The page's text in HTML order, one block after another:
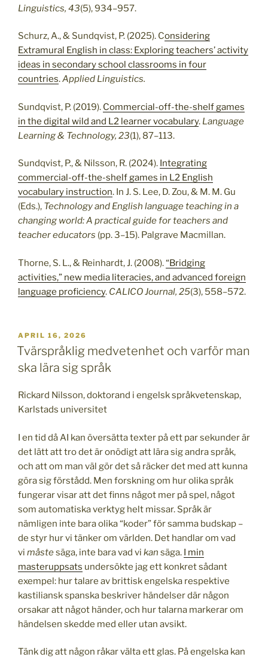
Linguistics, 43(5), 934–957.
Schurz, A., & Sundqvist, P. (2025). Considering
Extramural English in class: Exploring teachers’ activity
ideas in secondary school classrooms in four
countries.Applied Linguistics.
Sundqvist, P. (2019). Commercial-off-the-shelf games
in the digital wild and L2 learner vocabulary. Language
Learning & Technology, 23(1), 87–113.
Sundqvist, P., & Nilsson, R. (2024). Integrating
commercial-off-the-shelf games in L2 English
vocabulary instruction. In J. S. Lee, D. Zou, & M. M. Gu
(Eds.), Technology and English language teaching in a
changing world: A practical guide for teachers and
teacher educators (pp. 3–15). Palgrave Macmillan.
Thorne, S. L., & Reinhardt, J. (2008).“Bridging
activities,” new media literacies, and advanced foreign
language proficiency. CALICO Journal, 25(3), 558–572.
PUBLICERAT
APRIL 16, 2026
Tvärspråklig medvetenhet och varför man
ska lära sig språk
Rickard Nilsson, doktorand i engelsk språkvetenskap,
Karlstads universitet
I en tid då AI kan översätta texter på ett par sekunder är
det lätt att tro det är onödigt att lära sig andra språk,
och att om man väl gör det så räcker det med att kunna
göra sig förstådd. Men forskning om hur olika språk
fungerar visar att det finns något mer på spel, något
som automatiska verktyg helt missar. Språk är
nämligen inte bara olika “koder” för samma budskap –
de styr hur vi tänker om världen. Det handlar om vad
vi måstesäga, inte bara vad vi kan säga. I min
masteruppsats undersökte jag ett konkret sådant
exempel: hur talare av brittisk engelska respektive
kastiliansk spanska beskriver händelser där någon
orsakar att något händer, och hur talarna markerar om
händelsen skedde med eller utan avsikt.
Tänk dig att någon råkar välta ett glas. På engelska kan